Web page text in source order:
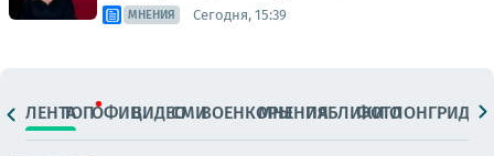
МНЕНИЯ Сегодня, 15:39
ЛЕНТАТОПОФИЦ.ВИДЕОСМИВОЕНКОРЫМНЕНИЯПАБЛИКИ
ФОТОЛОНГРИДЫ